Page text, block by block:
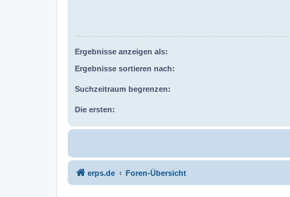
Ergebnisse anzeigen als:
Ergebnisse sortieren nach:
Suchzeitraum begrenzen:
Die ersten:
erps.de Foren-Übersicht